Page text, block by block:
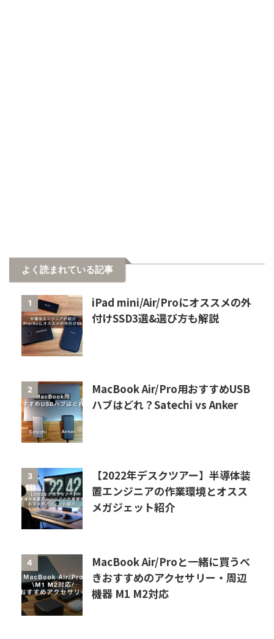
よく読まれている記事
1
iPad mini/Air/Proにオススメの外
付けSSD3選&選び方も解説
2
MacBook Air/Pro用おすすめUSB
ハブはどれ？Satechi vs Anker
3
【2022年デスクツアー】半導体装
置エンジニアの作業環境とオスス
メガジェット紹介
4
MacBook Air/Proと一緒に買うべ
きおすすめのアクセサリー・周辺
機器 M1 M2対応